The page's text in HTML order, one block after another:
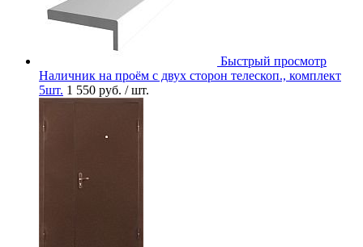
Быстрый просмотр
Наличник на проём с двух сторон телескоп., комплект
5шт. 1 550 руб. / шт.